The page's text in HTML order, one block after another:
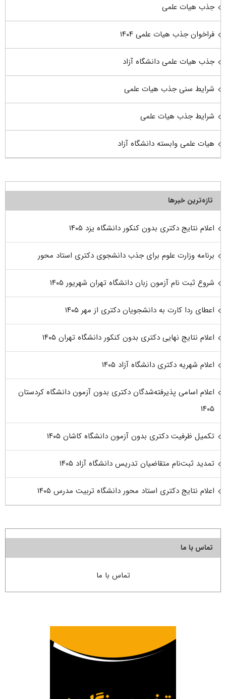
جذب هیات علمی
فراخوان جذب هیات علمی ۱۴۰۴
جذب هیات علمی دانشگاه آزاد
شرایط سنی جذب هیات علمی
شرایط جذب هیات علمی
هیات علمی وابسته دانشگاه آزاد
تازه‌ترین خبرها
اعلام نتایج دکتری بدون کنکور دانشگاه یزد ۱۴۰۵
برنامه وزارت علوم برای جذب دانشجوی دکتری استاد محور
شروع ثبت نام آزمون زبان دانشگاه تهران شهریور ۱۴۰۵
اعطای ردا کارت به دانشجویان دکتری از مهر ۱۴۰۵
اعلام نتایج نهایی دکتری بدون کنکور دانشگاه تهران ۱۴۰۵
اعلام شهریه دکتری دانشگاه آزاد ۱۴۰۵
اعلام اسامی پذیرفته‌شدگان دکتری بدون آزمون دانشگاه کردستان
۱۴۰۵
تکمیل ظرفیت دکتری بدون آزمون دانشگاه کاشان ۱۴۰۵
تمدید ثبت‌نام متقاضیان تدریس دانشگاه آزاد ۱۴۰۵
اعلام نتایج دکتری استاد محور دانشگاه تربیت مدرس ۱۴۰۵
تماس با ما
تماس با ما